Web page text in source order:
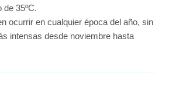
de 35ºC.
ocurrir en cualquier época del año, sin
intensas desde noviembre hasta